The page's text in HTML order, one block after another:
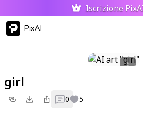
Iscrizione
PixAI
girl
0 5